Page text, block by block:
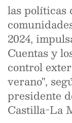
las políticas
2024,
Cuentas y
control
verano",
presidente
Castilla-La